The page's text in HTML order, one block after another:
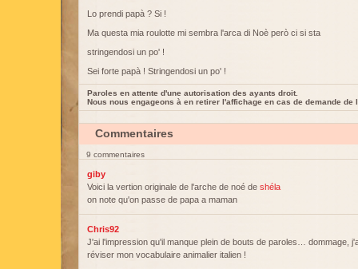
Lo prendi papà ? Si !
Ma questa mia roulotte mi sembra l'arca di Noè però ci si sta
stringendosi un po' !
Sei forte papà ! Stringendosi un po' !
Paroles en attente d'une autorisation des ayants droit.
Nous nous engageons à en retirer l'affichage en cas de demande de
Commentaires
9 commentaires
giby
Voici la vertion originale de l'arche de noé de shéla
on note qu'on passe de papa a maman
Chris92
J'ai l'impression qu'il manque plein de bouts de paroles… dommage,
réviser mon vocabulaire animalier italien !